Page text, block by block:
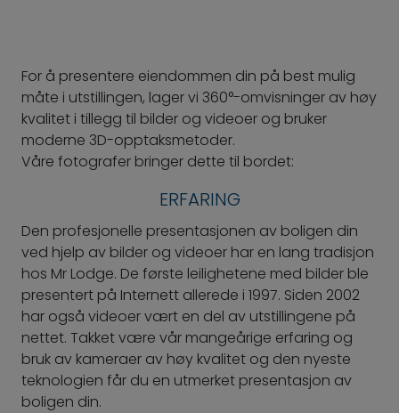
For å presentere eiendommen din på best mulig
måte i utstillingen, lager vi 360°-omvisninger av høy
kvalitet i tillegg til bilder og videoer og bruker
moderne 3D-opptaksmetoder.
Våre fotografer bringer dette til bordet:
ERFARING
Den profesjonelle presentasjonen av boligen din
ved hjelp av bilder og videoer har en lang tradisjon
hos Mr Lodge. De første leilighetene med bilder ble
presentert på Internett allerede i 1997. Siden 2002
har også videoer vært en del av utstillingene på
nettet. Takket være vår mangeårige erfaring og
bruk av kameraer av høy kvalitet og den nyeste
teknologien får du en utmerket presentasjon av
boligen din.